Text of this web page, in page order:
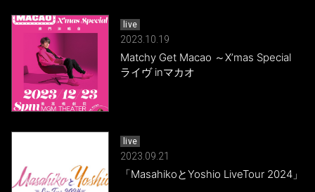
live
2023.10.19
Matchy Get Macao ～X’mas Special
ライヴ inマカオ
live
2023.09.21
「MasahikoとYoshio LiveTour 2024」